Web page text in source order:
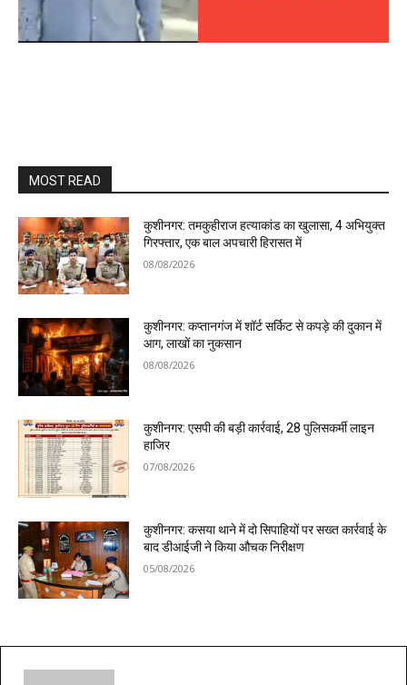
MOST READ
कुशीनगर: तमकुहीराज हत्याकांड का खुलासा, 4 अभियुक्त
गिरफ्तार, एक बाल अपचारी हिरासत में
08/08/2026
कुशीनगर: कप्तानगंज में शॉर्ट सर्किट से कपड़े की दुकान में
आग, लाखों का नुकसान
08/08/2026
कुशीनगर: एसपी की बड़ी कार्रवाई, 28 पुलिसकर्मी लाइन
हाजिर
07/08/2026
कुशीनगर: कसया थाने में दो सिपाहियों पर सख्त कार्रवाई के
बाद डीआईजी ने किया औचक निरीक्षण
05/08/2026